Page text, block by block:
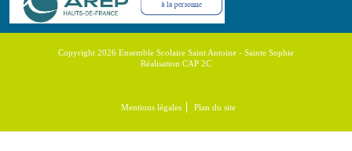
Copyright 2026 Ensemble Scolaire Saint Antoine - Sainte Sophie
Réalisation CAP 2C
Mentions légales Plan du site